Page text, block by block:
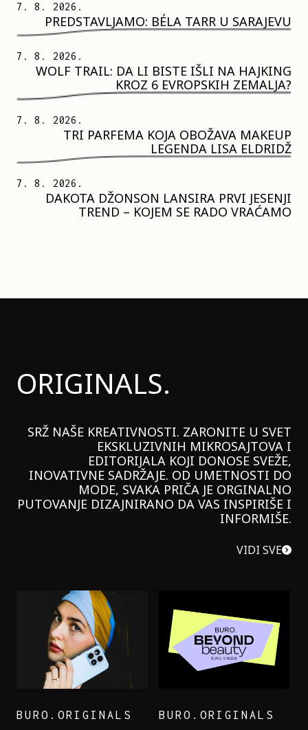
7. 8. 2026.
PREDSTAVLJAMO: BÉLA TARR U SARAJEVU
7. 8. 2026.
WOLF TRAIL: DA LI BISTE IŠLI NA HAJKING
KROZ 6 EVROPSKIH ZEMALJA?
7. 8. 2026.
TRI PARFEMA KOJA OBOŽAVA MAKEUP
LEGENDA LISA ELDRIDŽ
7. 8. 2026.
DAKOTA DŽONSON LANSIRA PRVI JESENJI
TREND – KOJEM SE RADO VRAĆAMO
ORIGINALS.
SRŽ NAŠE KREATIVNOSTI. ZARONITE U SVET
EKSKLUZIVNIH MIKROSAJTOVA I
EDITORIJALA KOJI DONOSE SVEŽE,
INOVATIVNE SADRŽAJE. OD UMETNOSTI DO
MODE, SVAKA PRIČA JE ORGINALNO
PUTOVANJE DIZAJNIRANO DA VAS INSPIRIŠE I
INFORMIŠE.
VIDI SVE